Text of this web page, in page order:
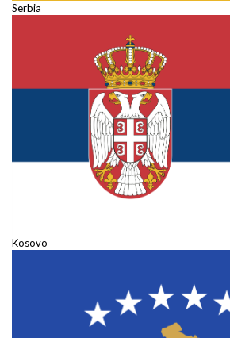
Serbia
Kosovo